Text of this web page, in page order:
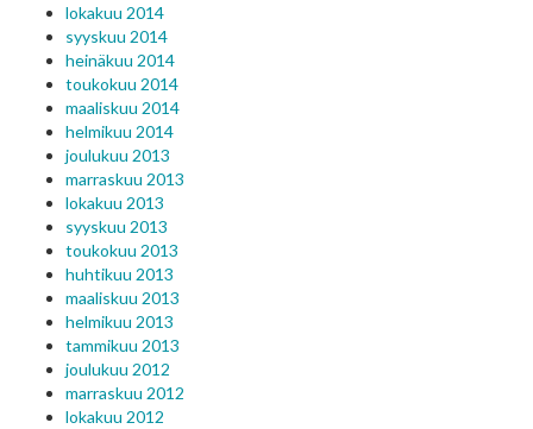
lokakuu 2014
syyskuu 2014
heinäkuu 2014
toukokuu 2014
maaliskuu 2014
helmikuu 2014
joulukuu 2013
marraskuu 2013
lokakuu 2013
syyskuu 2013
toukokuu 2013
huhtikuu 2013
maaliskuu 2013
helmikuu 2013
tammikuu 2013
joulukuu 2012
marraskuu 2012
lokakuu 2012